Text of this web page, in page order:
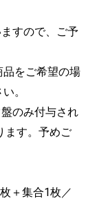
すので、ご予
をご希望の場
。
のみ付与され
ます。予めご
＋集合1枚／